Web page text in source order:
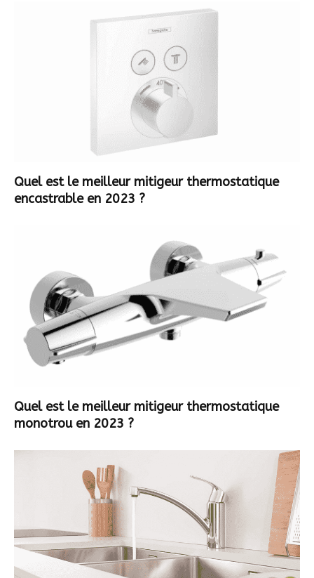
Quel est le meilleur mitigeur thermostatique
encastrable en 2023 ?
Quel est le meilleur mitigeur thermostatique
monotrou en 2023 ?